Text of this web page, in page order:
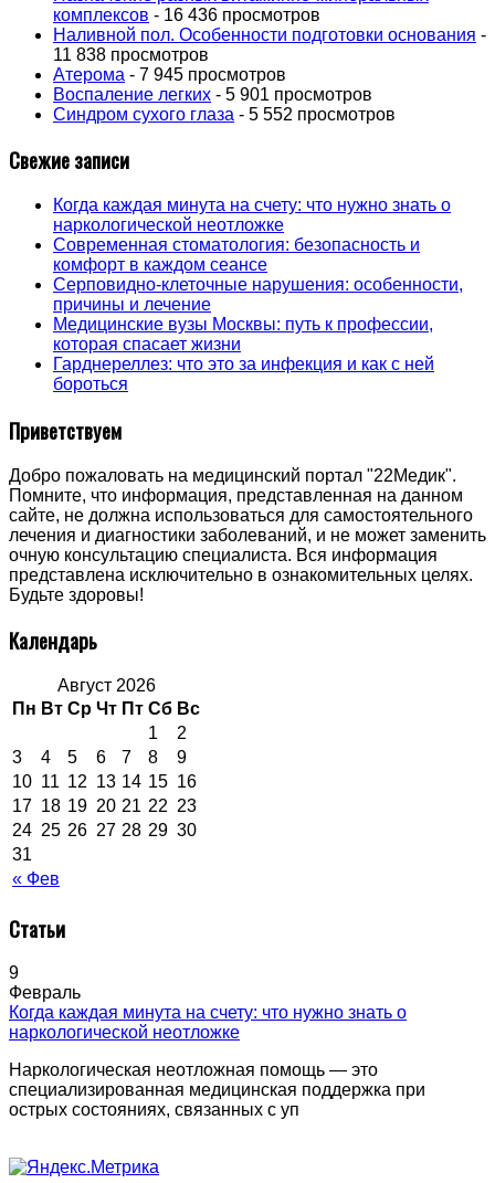
комплексов - 16 436 просмотров
Наливной пол. Особенности подготовки основания -
11 838 просмотров
Атерома - 7 945 просмотров
Воспаление легких - 5 901 просмотров
Синдром сухого глаза - 5 552 просмотров
Свежие записи
Когда каждая минута на счету: что нужно знать о
наркологической неотложке
Современная стоматология: безопасность и
комфорт в каждом сеансе
Серповидно-клеточные нарушения: особенности,
причины и лечение
Медицинские вузы Москвы: путь к профессии,
которая спасает жизни
Гарднереллез: что это за инфекция и как с ней
бороться
Приветствуем
Добро пожаловать на медицинский портал "22Медик".
Помните, что информация, представленная на данном
сайте, не должна использоваться для самостоятельного
лечения и диагностики заболеваний, и не может заменить
очную консультацию специалиста. Вся информация
представлена исключительно в ознакомительных целях.
Будьте здоровы!
Календарь
Август 2026
Пн Вт Ср Чт Пт Сб Вс
« Фев
1
2
3
4 5 6 7 8
9
10 11 12 13 14 15 16
17 18 19 20 21 22 23
24 25 26 27 28 29 30
31
Статьи
9
Февраль
Когда каждая минута на счету: что нужно знать о
наркологической неотложке
Наркологическая неотложная помощь — это
специализированная медицинская поддержка при
острых состояниях, связанных с уп